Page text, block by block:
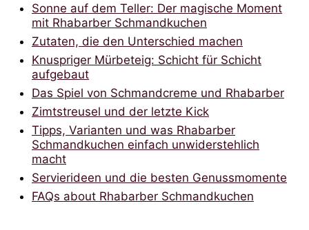
Sonne auf dem Teller: Der magische Moment
mit Rhabarber Schmandkuchen
Zutaten, die den Unterschied machen
Knuspriger Mürbeteig: Schicht für Schicht
aufgebaut
Das Spiel von Schmandcreme und Rhabarber
Zimtstreusel und der letzte Kick
Tipps, Varianten und was Rhabarber
Schmandkuchen einfach unwiderstehlich
macht
Servierideen und die besten Genussmomente
FAQs about Rhabarber Schmandkuchen